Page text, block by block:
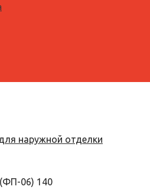
наружной отделки
06) 140